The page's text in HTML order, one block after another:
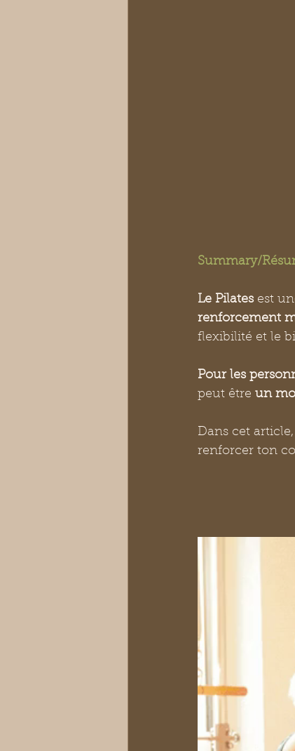
Summary/
Le Pilates est
renforcement
flexibilité et le
Pour les
peut être un
Dans cet
renforcer ton